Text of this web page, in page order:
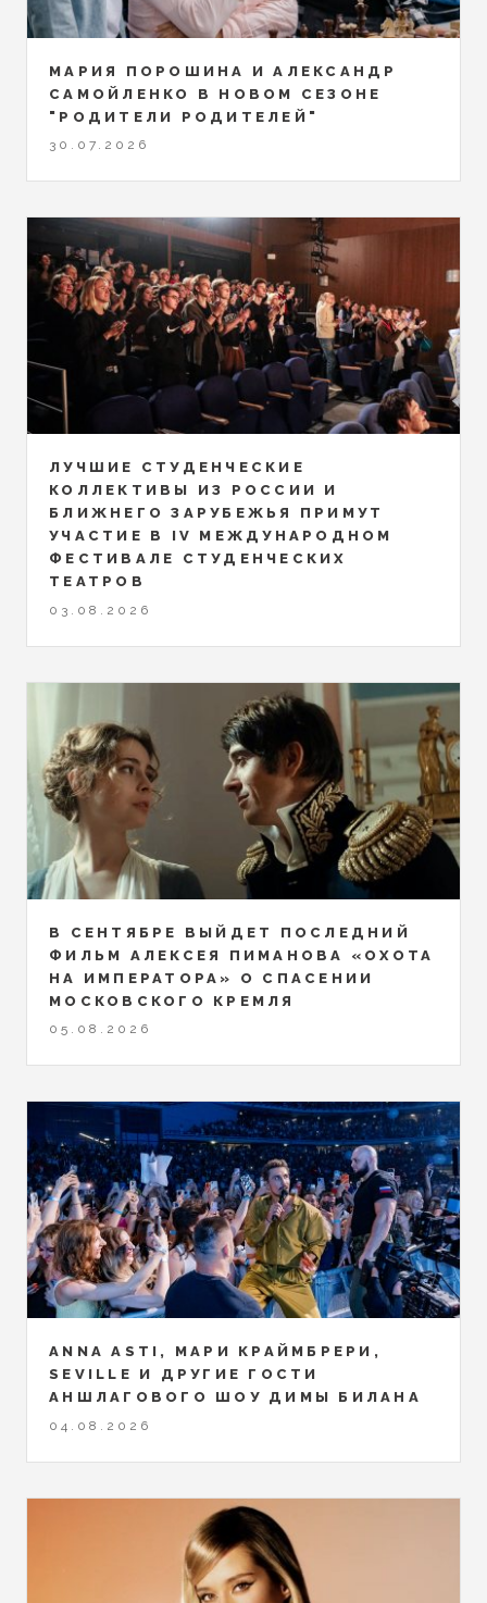
МАРИЯ ПОРОШИНА И АЛЕКСАНДР
САМОЙЛЕНКО В НОВОМ СЕЗОНЕ
"РОДИТЕЛИ РОДИТЕЛЕЙ"
30.07.2026
ЛУЧШИЕ СТУДЕНЧЕСКИЕ
КОЛЛЕКТИВЫ ИЗ РОССИИ И
БЛИЖНЕГО ЗАРУБЕЖЬЯ ПРИМУТ
УЧАСТИЕ В IV МЕЖДУНАРОДНОМ
ФЕСТИВАЛЕ СТУДЕНЧЕСКИХ
ТЕАТРОВ
03.08.2026
В СЕНТЯБРЕ ВЫЙДЕТ ПОСЛЕДНИЙ
ФИЛЬМ АЛЕКСЕЯ ПИМАНОВА «ОХОТА
НА ИМПЕРАТОРА» О СПАСЕНИИ
МОСКОВСКОГО КРЕМЛЯ
05.08.2026
ANNA ASTI, МАРИ КРАЙМБРЕРИ,
SEVILLE И ДРУГИЕ ГОСТИ
АНШЛАГОВОГО ШОУ ДИМЫ БИЛАНА
04.08.2026